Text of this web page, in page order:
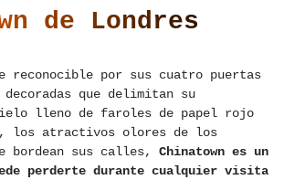
de Londres
reconocible por sus cuatro puertas
decoradas que delimitan su
lleno de faroles de papel rojo
los atractivos olores de los
bordean sus calles, Chinatown es un
perderte durante cualquier visita